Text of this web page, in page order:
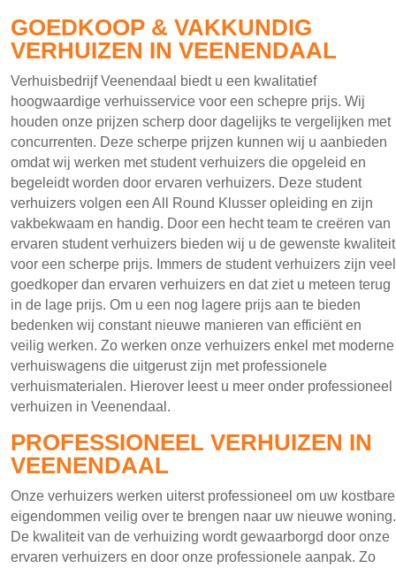
GOEDKOOP & VAKKUNDIG
VERHUIZEN IN VEENENDAAL
Verhuisbedrijf Veenendaal biedt u een kwalitatief
hoogwaardige verhuisservice voor een schepre prijs. Wij
houden onze prijzen scherp door dagelijks te vergelijken met
concurrenten. Deze scherpe prijzen kunnen wij u aanbieden
omdat wij werken met student verhuizers die opgeleid en
begeleidt worden door ervaren verhuizers. Deze student
verhuizers volgen een All Round Klusser opleiding en zijn
vakbekwaam en handig. Door een hecht team te creëren van
ervaren student verhuizers bieden wij u de gewenste kwaliteit
voor een scherpe prijs. Immers de student verhuizers zijn veel
goedkoper dan ervaren verhuizers en dat ziet u meteen terug
in de lage prijs. Om u een nog lagere prijs aan te bieden
bedenken wij constant nieuwe manieren van efficiënt en
veilig werken. Zo werken onze verhuizers enkel met moderne
verhuiswagens die uitgerust zijn met professionele
verhuismaterialen. Hierover leest u meer onder professioneel
verhuizen in Veenendaal.
PROFESSIONEEL VERHUIZEN IN
VEENENDAAL
Onze verhuizers werken uiterst professioneel om uw kostbare
eigendommen veilig over te brengen naar uw nieuwe woning.
De kwaliteit van de verhuizing wordt gewaarborgd door onze
ervaren verhuizers en door onze professionele aanpak. Zo